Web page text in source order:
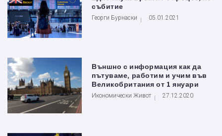
събитие
Георги Бурнаски 05.01.2021
Външно с информация как да
пътуваме, работим и учим във
Великобритания от 1 януари
Икономически Живот 27.12.2020